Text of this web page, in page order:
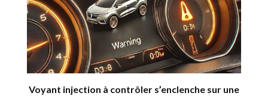
Voyant injection à contrôler s’enclenche sur une